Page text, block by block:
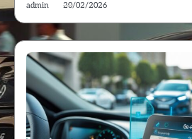
admin 20/02/2026